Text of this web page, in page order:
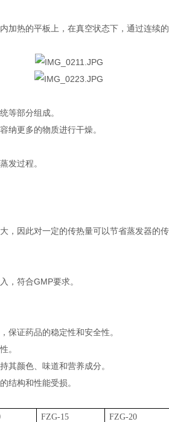
加热的平板上，在真空状态下，通过连续
等部分组成。
纳更多的物质进行干燥。
发过程。
因此对一定的传热量可以节省蒸发器的传
，符合GMP要求。
保证药品的稳定性和安全性‌。
。
其颜色、味道和营养成分‌。
结构和性能受损‌。
FZG-15
FZG-20